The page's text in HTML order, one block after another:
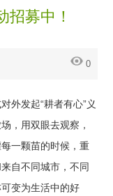
招募中！
0
发起“耕者有心”义
，用双眼去观察，
一颗苗的时候，重
自不同城市，不同
变为生活中的好